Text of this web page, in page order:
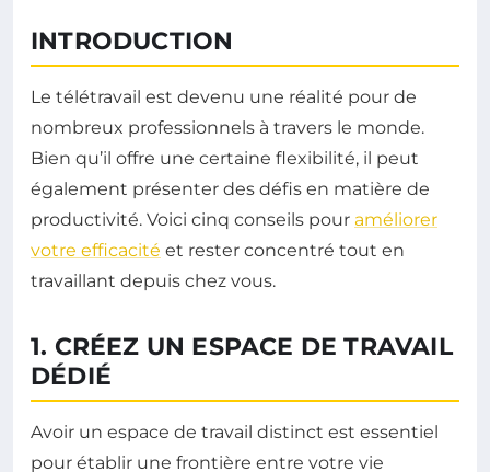
INTRODUCTION
Le télétravail est devenu une réalité pour de
nombreux professionnels à travers le monde.
Bien qu’il offre une certaine flexibilité, il peut
également présenter des défis en matière de
productivité. Voici cinq conseils pour améliorer
votre efficacité et rester concentré tout en
travaillant depuis chez vous.
1. CRÉEZ UN ESPACE DE TRAVAIL
DÉDIÉ
Avoir un espace de travail distinct est essentiel
pour établir une frontière entre votre vie